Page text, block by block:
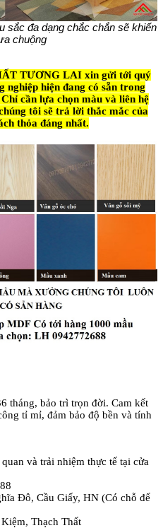
sắc đa dạng chắc chắn sẽ khiến
chuộng
TƯƠNG LAI xin gửi tới quý
nghiệp hiện đang có sẵn trong
cần lựa chọn màu và liên hệ
tôi sẽ trả lời thắc mắc của
thỏa đáng nhất.
tháng, bảo trì trọn đời. Cam kết
tỉ mỉ, đảm bảo độ bền và tính
và trải nhiệm thực tế tại cửa
Đô, Cầu Giấy, HN (Có chỗ để
Thạch Thất